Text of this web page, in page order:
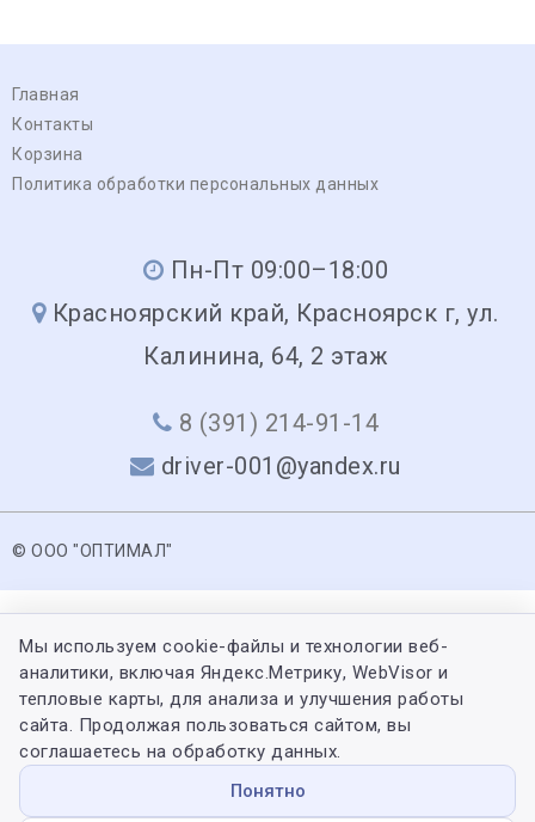
Главная
Контакты
Корзина
Политика обработки персональных данных
Пн-Пт 09:00–18:00
Красноярский край, Красноярск г, ул.
Калинина, 64, 2 этаж
8 (391) 214-91-14
driver-001@yandex.ru
© ООО "ОПТИМАЛ"
Мы используем cookie-файлы и технологии веб-
аналитики, включая Яндекс.Метрику, WebVisor и
тепловые карты, для анализа и улучшения работы
сайта. Продолжая пользоваться сайтом, вы
соглашаетесь на обработку данных.
Понятно